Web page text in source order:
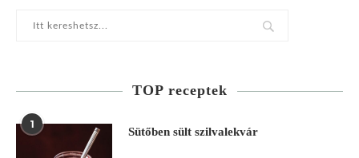
TOP receptek
1
Sütőben sült szilvalekvár